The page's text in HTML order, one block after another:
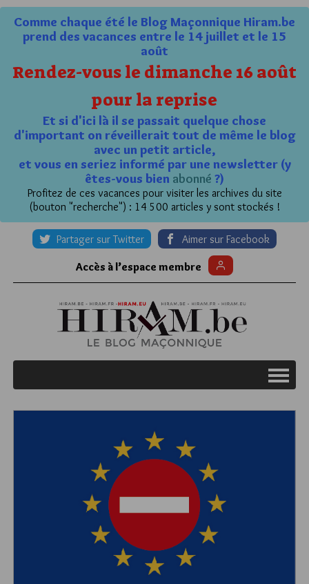
Comme chaque été le Blog Maçonnique Hiram.be
prend des vacances entre le 14 juillet et le 15
août
Rendez-vous le dimanche 16 août
pour la reprise
Et si d'ici là il se passait quelque chose
d'important on réveillerait tout de même le blog
avec un petit article,
et vous en seriez informé par une newsletter (y
êtes-vous bien abonné ?)
Profitez de ces vacances pour visiter les archives du site
(bouton "recherche") : 14 500 articles y sont stockés !
Partager sur Twitter Aimer sur Facebook
Accès à l’espace membre